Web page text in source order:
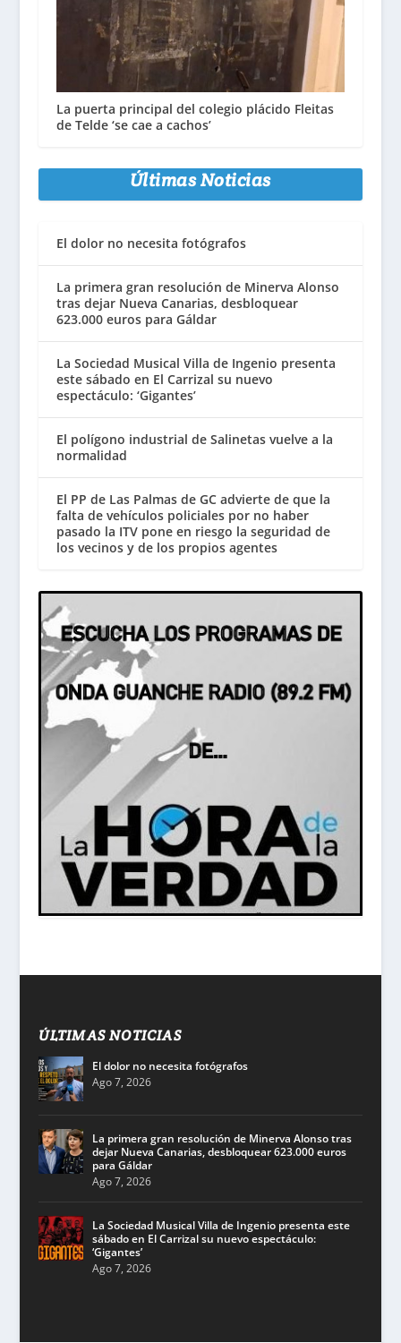
La puerta principal del colegio plácido Fleitas
de Telde ‘se cae a cachos’
Últimas Noticias
El dolor no necesita fotógrafos
La primera gran resolución de Minerva Alonso
tras dejar Nueva Canarias, desbloquear
623.000 euros para Gáldar
La Sociedad Musical Villa de Ingenio presenta
este sábado en El Carrizal su nuevo
espectáculo: ‘Gigantes’
El polígono industrial de Salinetas vuelve a la
normalidad
El PP de Las Palmas de GC advierte de que la
falta de vehículos policiales por no haber
pasado la ITV pone en riesgo la seguridad de
los vecinos y de los propios agentes
ÚLTIMAS NOTICIAS
El dolor no necesita fotógrafos
Ago 7, 2026
La primera gran resolución de Minerva Alonso tras
dejar Nueva Canarias, desbloquear 623.000 euros
para Gáldar
Ago 7, 2026
La Sociedad Musical Villa de Ingenio presenta este
sábado en El Carrizal su nuevo espectáculo:
‘Gigantes’
Ago 7, 2026